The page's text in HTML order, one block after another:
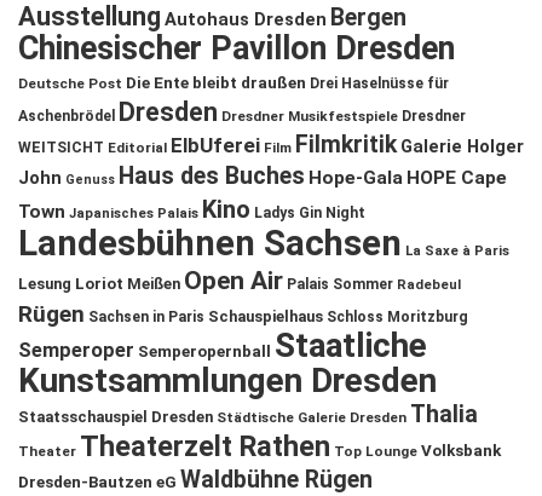
Ausstellung Autohaus Dresden Bergen
Chinesischer Pavillon Dresden
Deutsche Post Die Ente bleibt draußen Drei Haselnüsse für
Aschenbrödel
Dresden Dresdner Musikfestspiele Dresdner
WEITSICHT Editorial ElbUferei Film Filmkritik Galerie Holger
John Genuss Haus des Buches Hope-Gala HOPE Cape
Town Japanisches Palais Kino Ladys Gin Night
Landesbühnen Sachsen La Saxe à Paris
Lesung Loriot Meißen Open Air Palais Sommer Radebeul
Rügen Sachsen in Paris Schauspielhaus Schloss Moritzburg
Semperoper Semperopernball
Staatliche
Kunstsammlungen Dresden
Staatsschauspiel Dresden Städtische Galerie Dresden Thalia
Theater Theaterzelt Rathen Top Lounge Volksbank
Dresden-Bautzen eG Waldbühne Rügen